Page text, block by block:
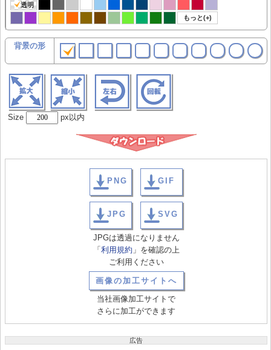
透明
もっと(+)
背景の形
Size px以内
PNG GIF
JPG SVG
JPGは透過になりません
「 利用規約 」を確認の上
ご利用ください
画像の加工サイトへ
当社画像加工サイトで
さらに加工ができます
広告